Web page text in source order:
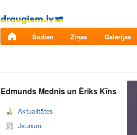
Pāriet
uz
saturu
Šodien Ziņas Galerijas
Edmunds Mednis un Ēriks Kīns
Aktualitātes
Jaunumi